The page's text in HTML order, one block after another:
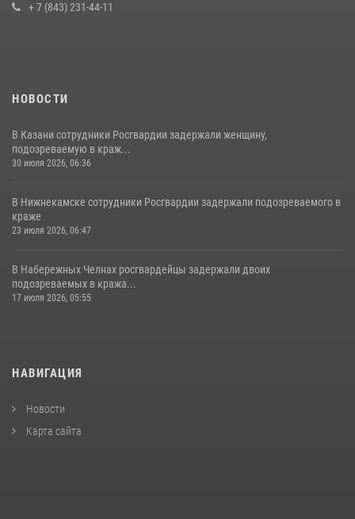
+ 7 (843) 231-44-11
НОВОСТИ
В Казани сотрудники Росгвардии задержали женщину,
подозреваемую в краж...
30 июля 2026, 06:36
В Нижнекамске сотрудники Росгвардии задержали подозреваемого в
краже
23 июля 2026, 06:47
В Набережных Челнах росгвардейцы задержали двоих
подозреваемых в кража...
17 июля 2026, 05:55
НАВИГАЦИЯ
Новости
Карта сайта